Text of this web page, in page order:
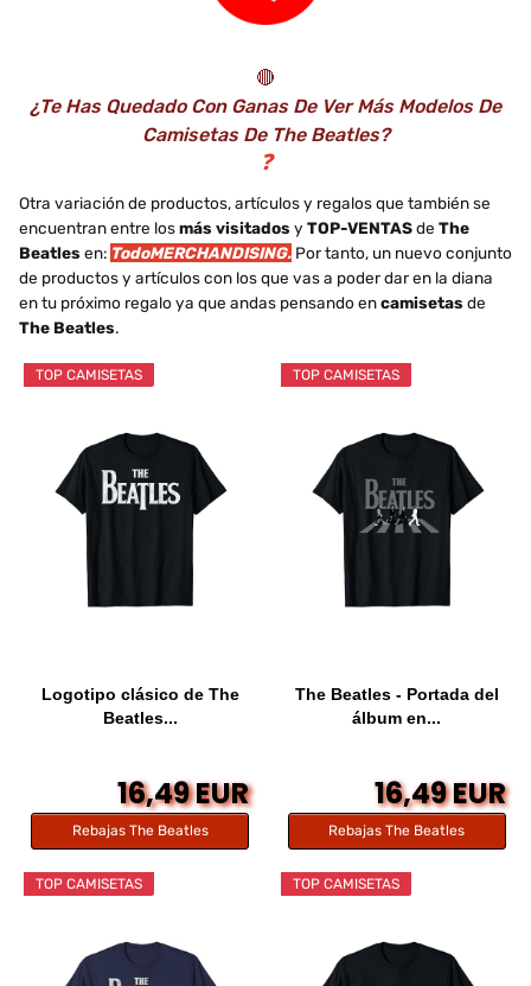
🔴
¿Te Has Quedado Con Ganas De Ver Más Modelos De
Camisetas De The Beatles?
❓
Otra variación de productos, artículos y regalos que también se
encuentran entre losmás visitados y TOP-VENTASde The
Beatles en: TodoMERCHANDISING. Por tanto, un nuevo conjunto
de productos y artículos con los que vas a poder dar en la diana
en tu próximo regalo ya que andas pensando encamisetas de
The Beatles.
TOP CAMISETAS
Logotipo clásico de The
Beatles...
16,49 EUR
Rebajas The Beatles
TOP CAMISETAS
The Beatles - Portada del
álbum en...
16,49 EUR
Rebajas The Beatles
TOP CAMISETAS TOP CAMISETAS